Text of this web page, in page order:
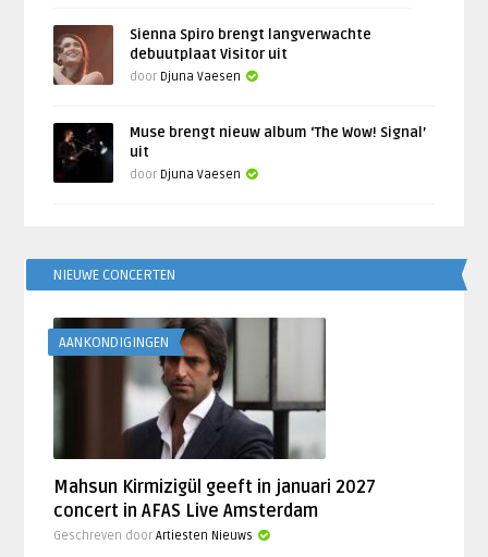
Sienna Spiro brengt langverwachte
debuutplaat Visitor uit
door Djuna Vaesen
Muse brengt nieuw album ‘The Wow! Signal’
uit
door Djuna Vaesen
NIEUWE CONCERTEN
AANKONDIGINGEN
Mahsun Kirmizigül geeft in januari 2027
concert in AFAS Live Amsterdam
Geschreven doorArtiesten Nieuws